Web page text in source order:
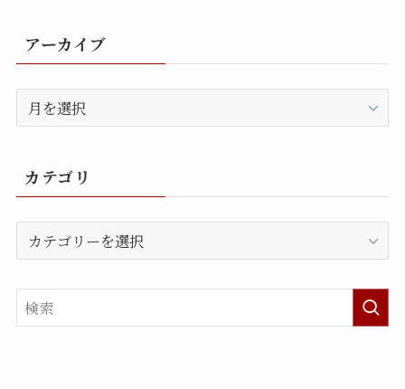
アーカイブ
ー
ブ
カテゴリ
テ
リ